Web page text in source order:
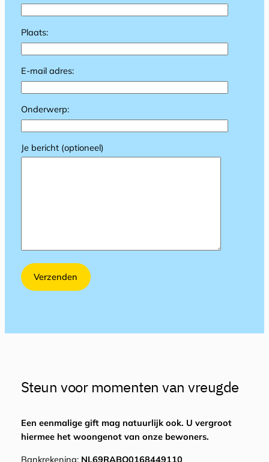
Plaats:
E-mail adres:
Onderwerp:
Je bericht (optioneel)
Steun voor momenten van vreugde
Een eenmalige gift mag natuurlijk ook. U vergroot
hiermee het woongenot van onze bewoners.
Bankrekening: NL69RABO0168449110